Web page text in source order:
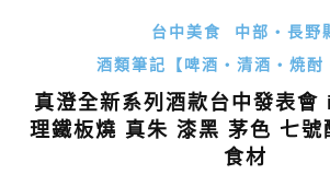
台中美食
中部・長野
酒類筆記【啤酒・清酒・焼酎
真澄全新系列酒款台中發表會
理鐵板燒 真朱 漆黑 茅色 七號
食材